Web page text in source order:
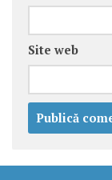
Site web